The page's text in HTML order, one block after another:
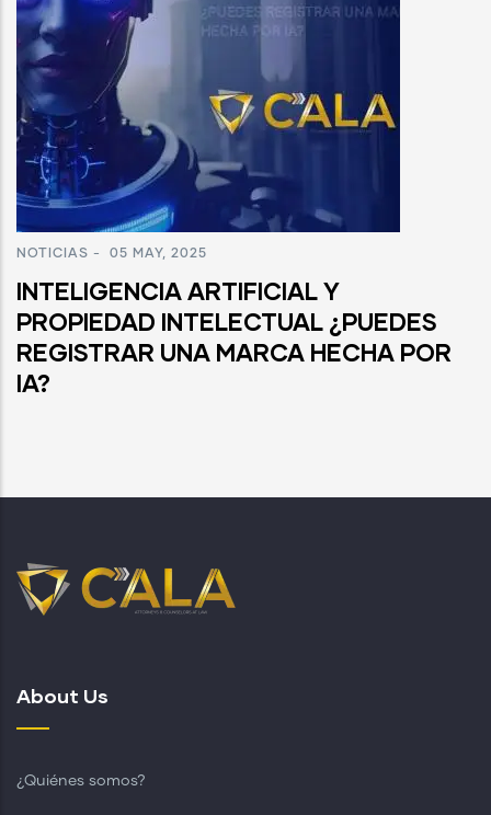
NOTICIAS - 05 MAY, 2025
INTELIGENCIA ARTIFICIAL Y
PROPIEDAD INTELECTUAL ¿PUEDES
REGISTRAR UNA MARCA HECHA POR
IA?
About Us
¿Quiénes somos?